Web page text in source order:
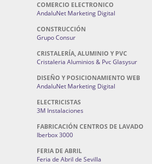
COMERCIO ELECTRONICO
AndaluNet Marketing Digital
CONSTRUCCIÓN
Grupo Consur
CRISTALERÍA, ALUMINIO Y PVC
Cristaleria Aluminios & Pvc Glasysur
DISEÑO Y POSICIONAMIENTO WEB
AndaluNet Marketing Digital
ELECTRICISTAS
3M Instalaciones
FABRICACIÓN CENTROS DE LAVADO
Iberbox 3000
FERIA DE ABRIL
Feria de Abril de Sevilla